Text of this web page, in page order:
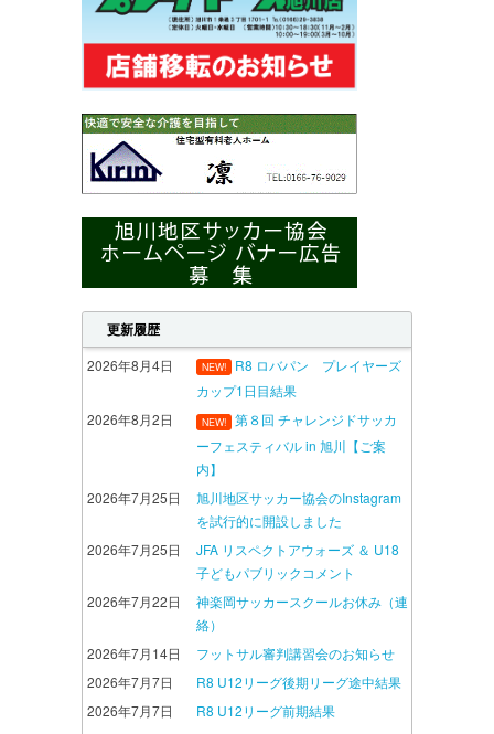
更新履歴
2026年8月4日 NEW!
R8 ロバパン プレイヤーズ
カップ1日目結果
2026年8月2日
NEW!
第８回 チャレンジドサッカ
ーフェスティバル in 旭川【ご案
内】
2026年7月25日
旭川地区サッカー協会のInstagram
を試行的に開設しました
2026年7月25日
JFA リスペクトアウォーズ ＆ U18
子どもパブリックコメント
2026年7月22日
神楽岡サッカースクールお休み（連
絡）
2026年7月14日
フットサル審判講習会のお知らせ
2026年7月7日
R8 U12リーグ後期リーグ途中結果
2026年7月7日
R8 U12リーグ前期結果